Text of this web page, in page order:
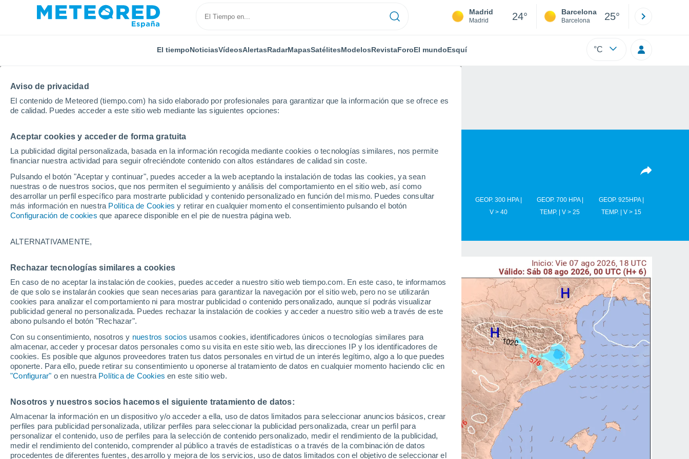
Aviso de privacidad
El contenido de Meteored (tiempo.com) ha sido elaborado por profesionales para garantizar que la información que se ofrece es
de calidad. Puedes acceder a este sitio web mediante las siguientes opciones:
Aceptar cookies y acceder de forma gratuita
La publicidad digital personalizada, basada en la información recogida mediante cookies o tecnologías similares, nos permite
financiar nuestra actividad para seguir ofreciéndote contenido con altos estándares de calidad sin coste.
Pulsando el botón "Aceptar y continuar", puedes acceder a la web aceptando la instalación de todas las cookies, ya sean
nuestras o de nuestros socios, que nos permiten el seguimiento y análisis del comportamiento en el sitio web, así como
desarrollar un perfil específico para mostrarte publicidad y contenido personalizado en función del mismo. Puedes consultar
más información en nuestra Política de Cookies y retirar en cualquier momento el consentimiento pulsando el botón
Configuración de cookies que aparece disponible en el pie de nuestra página web.
ALTERNATIVAMENTE,
Rechazar tecnologías similares a cookies
En caso de no aceptar la instalación de cookies, puedes acceder a nuestro sitio web tiempo.com. En este caso, te informamos
de que solo se instalarán cookies que sean necesarias para garantizar la navegación por el sitio web, pero no se utilizarán
cookies para analizar el comportamiento ni para mostrar publicidad o contenido personalizado, aunque sí podrás visualizar
publicidad general no personalizada. Puedes rechazar la instalación de cookies y acceder a nuestro sitio web a través de este
abono pulsando el botón "Rechazar".
Con su consentimiento, nosotros y nuestros socios usamos cookies, identificadores únicos o tecnologías similares para
almacenar, acceder y procesar datos personales como su visita en este sitio web, las direcciones IP y los identificadores de
cookies. Es posible que algunos proveedores traten tus datos personales en virtud de un interés legítimo, algo a lo que puedes
oponerte. Para ello, puede retirar su consentimiento u oponerse al tratamiento de datos en cualquier momento haciendo clic en
"Configurar" o en nuestra Política de Cookies en este sitio web.
Nosotros y nuestros socios hacemos el siguiente tratamiento de datos:
Almacenar la información en un dispositivo y/o acceder a ella, uso de datos limitados para seleccionar anuncios básicos, crear
perfiles para publicidad personalizada, utilizar perfiles para seleccionar la publicidad personalizada, crear un perfil para
personalizar el contenido, uso de perfiles para la selección de contenido personalizado, medir el rendimiento de la publicidad,
medir el rendimiento del contenido, comprender al público a través de estadísticas o a través de la combinación de datos
procedentes de diferentes fuentes, desarrollo y mejora de los servicios, uso de datos limitados con el objetivo de seleccionar el
Madrid
Madrid 24° Barcelona
Barcelona 25°
El tiempoNoticiasVídeosAlertasRadarMapasSatélitesModelosRevistaForoEl mundoEsquí °C
Inicio Modelos Modelos España - ECMWF España
Modelos de predicción numérica
PRES. | V > 10
| NUB. |
PRECIPITACIÓN
ACUMULADA
NIEVE
ACUMULADA
TEMPERATURA
2M
GEOP. 850 HPA |
GEOP. 500 HPA |
VIENTO 10M |
GEOP. 300 HPA |
V > 40
GEOP. 700 HPA |
TEMP. | V > 25
GEOP. 925HPA |
TEMP. | V > 15
España
ECMWF
ECMWF - Islas Canarias
GFS
ECMWF Europa
GFS Europa